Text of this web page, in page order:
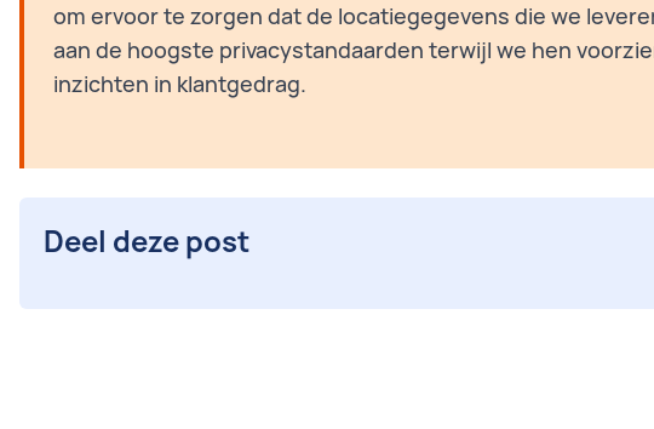
om ervoor te zorgen dat de locatiegegevens die we
aan de hoogste privacystandaarden terwijl we hen
inzichten in klantgedrag.
Deel deze post